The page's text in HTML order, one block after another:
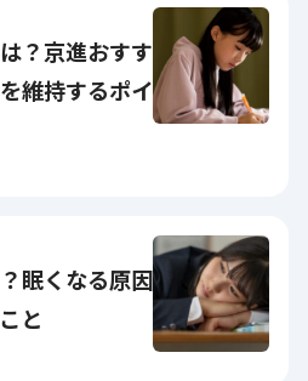
維持するポイ
と